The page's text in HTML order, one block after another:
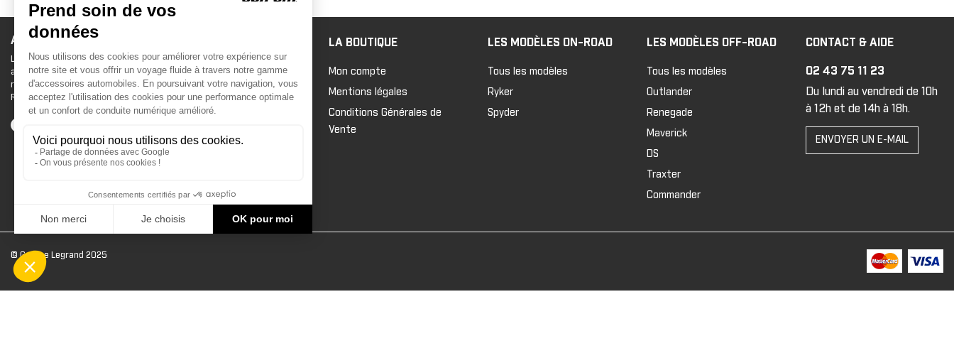
ACCESSOIRES CAN-AM
Le site d'accessoires Can-Am vous propose des
accessoires d'origine pour équiper votre véhicule 3
roues (On Road) ou votre véhicule tout terrain (Off
Road) .
LA BOUTIQUE
Mon compte
Mentions légales
Conditions Générales de
Vente
LES MODÈLES ON-ROAD
Tous les modèles
Ryker
Spyder
LES MODÈLES OFF-ROAD
Tous les modèles
Outlander
Renegade
Maverick
DS
Traxter
Commander
CONTACT & AIDE
02 43 75 11 23
Du lundi au vendredi de 10h
à 12h et de 14h à 18h.
ENVOYER UN E-MAIL
© Groupe Legrand 2025